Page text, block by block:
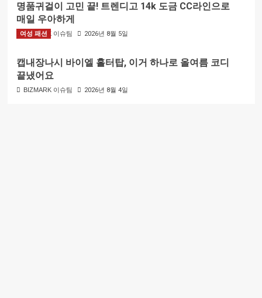
명품귀걸이 고민 끝! 트렌디고 14k 도금 CC라인으로
매일 우아하게
BIZMARK 이슈팀 2026년 8월 5일
여성 패션
캡내장나시 바이엘 홀터탑, 이거 하나로 올여름 코디
끝냈어요
BIZMARK 이슈팀 2026년 8월 4일